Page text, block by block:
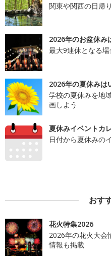
関東や関西の日帰
2026年のお盆休み
最大9連休となる場
2026年の夏休みは
学校の夏休みを地
画しよう
夏休みイベントカ
日付から夏休みの
おす
花火特集2026
2026年の花火大会
情報も掲載